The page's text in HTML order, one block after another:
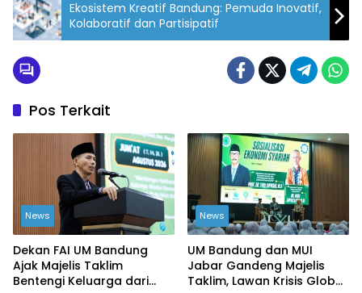
Ekosistem Kreatif Bandung: Pemuda Inovatif,
Kolaboratif dan Partisipatif
Pos Terkait
News
Dekan FAI UM Bandung
Ajak Majelis Taklim
Bentengi Keluarga dari
News
UM Bandung dan MUI
Jabar Gandeng Majelis
Taklim, Lawan Krisis Global